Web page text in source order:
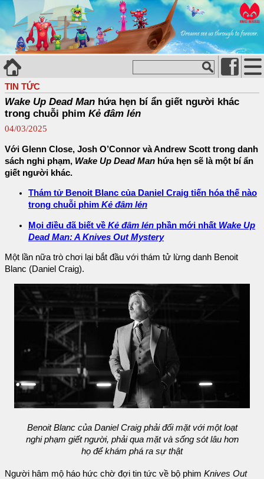
TIN TỨC
Wake Up Dead Man hứa hẹn bí ẩn giết người khác
trong chuỗi phim Kẻ đâm lén
04/03/2025
Với Glenn Close, Josh O’Connor và Andrew Scott trong danh
sách nghi phạm, Wake Up Dead Man hứa hẹn sẽ là một bí ẩn
giết người khác.
Thám tử Benoit Blanc của Daniel Craig tiến hóa thế nào
trong chuỗi phim Kẻ đâm lén
Mọi điều đã biết về Kẻ đâm lén phần mới nhất Wake Up
Dead Man: A Knives Out Mystery
Một lần nữa trò chơi lại bắt đầu với thám tử lừng danh Benoit
Blanc (Daniel Craig).
Benoit Blanc của Daniel Craig phải đối mặt với một loạt
nghi phạm giết người, phải qua mặt và sống sót lâu hơn
họ để khám phá ra sự thật
Người hâm mộ háo hức chờ đợi tin tức về bộ phim Knives Out